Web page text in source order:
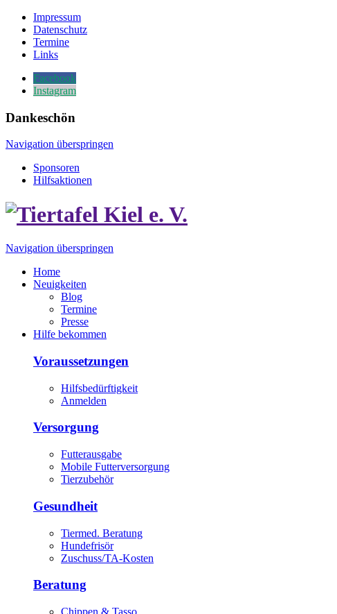
Impressum
Datenschutz
Termine
Links
Facebook
Instagram
Dankeschön
Navigation überspringen
Sponsoren
Hilfsaktionen
Navigation überspringen
Home
Neuigkeiten
Blog
Termine
Presse
Hilfe bekommen
Voraussetzungen
Hilfsbedürftigkeit
Anmelden
Versorgung
Futterausgabe
Mobile Futterversorgung
Tierzubehör
Gesundheit
Tiermed. Beratung
Hundefrisör
Zuschuss/TA-Kosten
Beratung
Chippen & Tasso